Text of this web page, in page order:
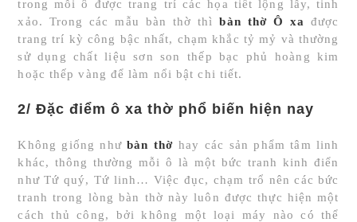
trong mỗi ô được trang trí các họa tiết lộng lẫy, tinh
xảo. Trong các mẫu bàn thờ thì
bàn thờ Ô xa
được
trang trí kỳ công bậc nhất, chạm khắc tỷ mỷ và thường
sử dụng chất liệu sơn son thếp bạc phủ hoàng kim
hoặc thếp vàng để làm nổi bật chi tiết.
2/ Đặc điểm ô xa thờ phổ biến hiện nay
Không giống nhưbàn thờ hay các sản phẩm tâm linh
khác, thông thường mỗi ô là một bức tranh kinh điển
như Tứ quý, Tứ linh… Việc đục, chạm trổ nên các bức
tranh trong lòng bàn thờ này luôn được thực hiện một
cách thủ công, bởi không một loại máy nào có thể